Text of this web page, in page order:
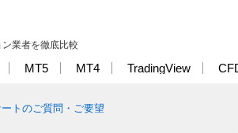
業者を徹底比較
MT5 MT4 TradingView
トのご質問・ご要望